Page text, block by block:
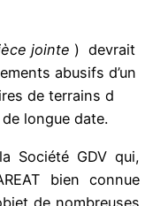
jointe ) devrait
abusifs d’un
de terrains d
longue date.
Société GDV qui,
bien connue
de nombreuses